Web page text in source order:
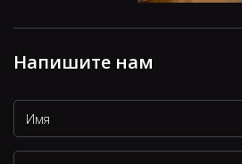
Напишите нам